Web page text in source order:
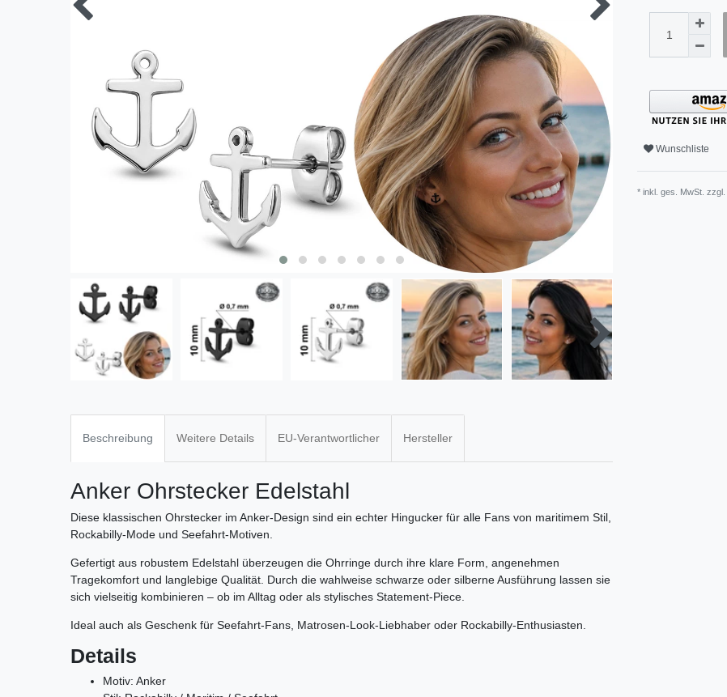
Wunschliste
* inkl. ges. MwSt. zzgl.
Beschreibung Weitere Details EU-Verantwortlicher Hersteller
Anker Ohrstecker Edelstahl
Diese klassischen Ohrstecker im Anker-Design sind ein echter Hingucker für alle Fans von maritimem Stil,
Rockabilly-Mode und Seefahrt-Motiven.
Gefertigt aus robustem Edelstahl überzeugen die Ohrringe durch ihre klare Form, angenehmen
Tragekomfort und langlebige Qualität. Durch die wahlweise schwarze oder silberne Ausführung lassen sie
sich vielseitig kombinieren – ob im Alltag oder als stylisches Statement-Piece.
Ideal auch als Geschenk für Seefahrt-Fans, Matrosen-Look-Liebhaber oder Rockabilly-Enthusiasten.
Details
Motiv: Anker